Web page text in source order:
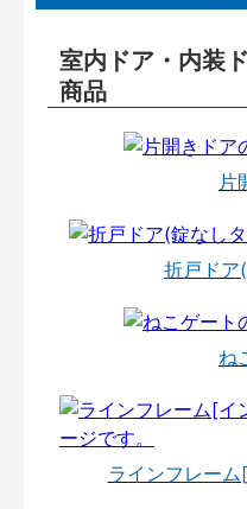
室内ドア・内装
商品
片
折戸ドア
ね
ラインフレー